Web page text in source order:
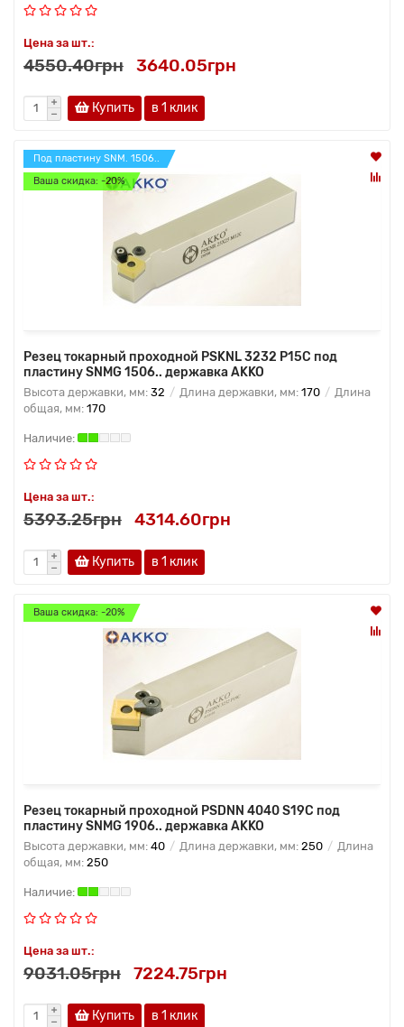
Цена за шт.:
4550.40грн 3640.05грн
Купить в 1 клик
Под пластину SNM. 1506..
Ваша скидка: -20%
Резец токарный проходной PSKNL 3232 P15C под
пластину SNMG 1506.. державка AKKO
Высота державки, мм: 32 Длина державки, мм: 170
Длина
общая, мм: 170
Цена за шт.:
5393.25грн 4314.60грн
Купить в 1 клик
Ваша скидка: -20%
Резец токарный проходной PSDNN 4040 S19C под
пластину SNMG 1906.. державка AKKO
Высота державки, мм: 40 Длина державки, мм: 250
Длина
общая, мм: 250
Цена за шт.:
9031.05грн 7224.75грн
Купить в 1 клик